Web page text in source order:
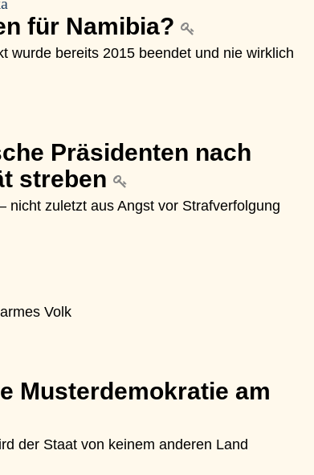
für Namibia?
wurde bereits 2015 beendet und nie wirklich
Präsidenten nach
streben
nicht zuletzt aus Angst vor Strafverfolgung
Volk
Musterdemokratie am
der Staat von keinem anderen Land